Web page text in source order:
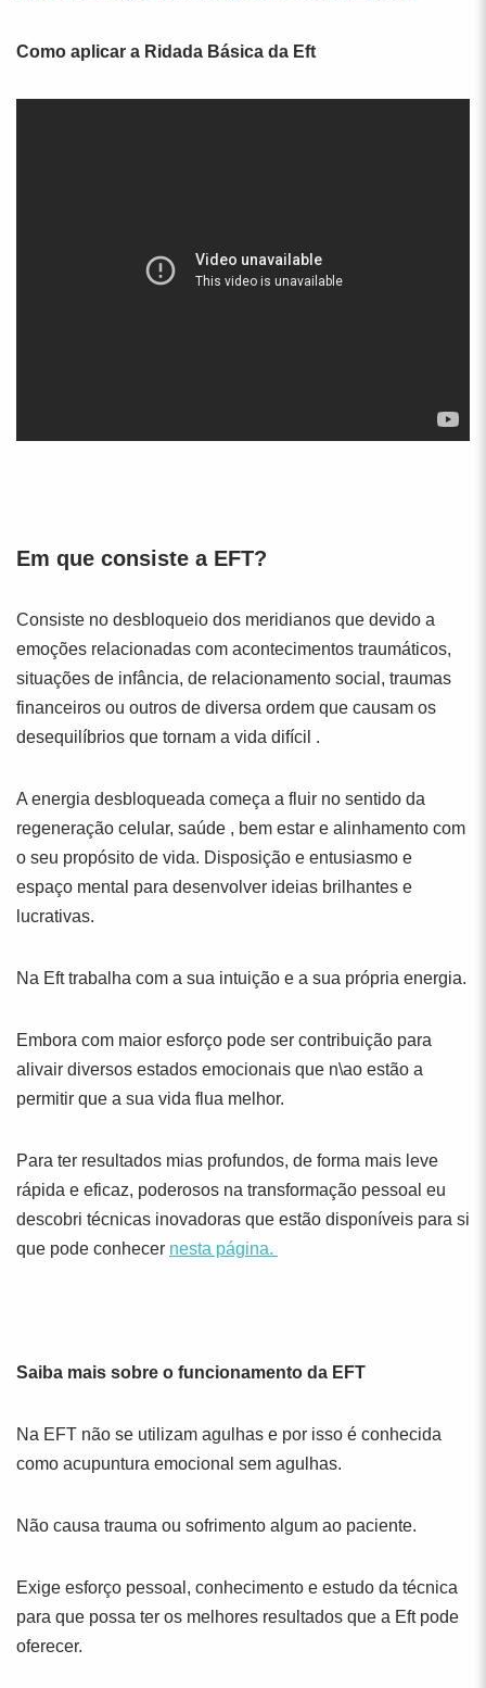
Como aplicar a Ridada Básica da Eft
Em que consiste a EFT?
Consiste no desbloqueio dos meridianos que devido a
emoções relacionadas com acontecimentos traumáticos,
situações de infância, de relacionamento social, traumas
financeiros ou outros de diversa ordem que causam os
desequilíbrios que tornam a vida difícil .
A energia desbloqueada começa a fluir no sentido da
regeneração celular, saúde , bem estar e alinhamento com
o seu propósito de vida. Disposição e entusiasmo e
espaço mental para desenvolver ideias brilhantes e
lucrativas.
Na Eft trabalha com a sua intuição e a sua própria energia.
Embora com maior esforço pode ser contribuição para
alivair diversos estados emocionais que n\ao estão a
permitir que a sua vida flua melhor.
Para ter resultados mias profundos, de forma mais leve
rápida e eficaz, poderosos na transformação pessoal eu
descobri técnicas inovadoras que estão disponíveis para si
que pode conhecer nesta página.
Saiba mais sobre o funcionamento da EFT
Na EFT não se utilizam agulhas e por isso é conhecida
como acupuntura emocional sem agulhas.
Não causa trauma ou sofrimento algum ao paciente.
Exige esforço pessoal, conhecimento e estudo da técnica
para que possa ter os melhores resultados que a Eft pode
oferecer.